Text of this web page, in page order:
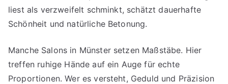
liest als verzweifelt schminkt, schätzt dauerhafte
Schönheit und natürliche Betonung.
Manche Salons in Münster setzen Maßstäbe. Hier
treffen ruhige Hände auf ein Auge für echte
Proportionen. Wer es versteht, Geduld und Präzision